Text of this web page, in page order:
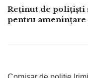
Reținut de polițiști
pentru